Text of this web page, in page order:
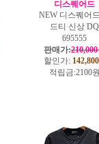
디스퀘어드
NEW 디스퀘어
드티 신상 DQ
695555
판매가:
할인가: 142,800
적립금:2100